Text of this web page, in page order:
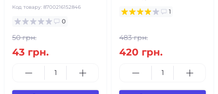
Код товару: 8700216152846
0
50 грн.
43 грн.
1
483 грн.
420 грн.